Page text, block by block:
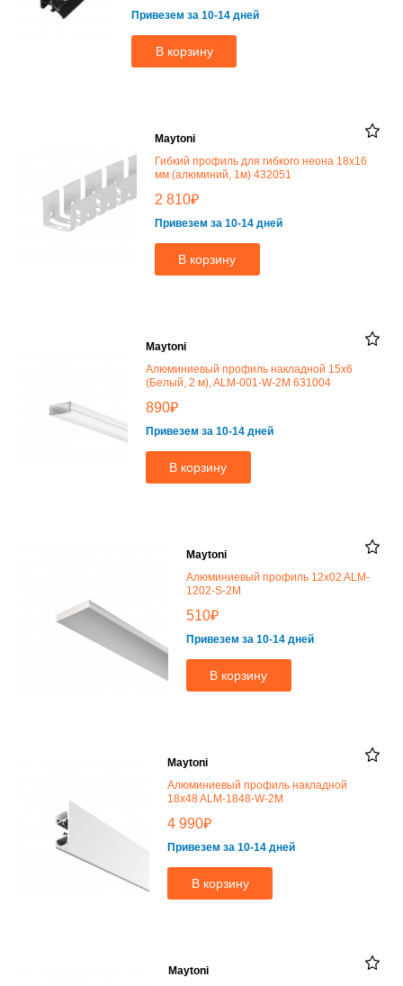
Привезем за 10-14 дней
В корзину
Maytoni
Гибкий профиль для гибкого неона 18x16
мм (алюминий, 1м) 432051
2 810₽
Привезем за 10-14 дней
В корзину
Maytoni
Алюминиевый профиль накладной 15x6
(Белый, 2 м), ALM-001-W-2M 631004
890₽
Привезем за 10-14 дней
В корзину
Maytoni
Алюминиевый профиль 12x02 ALM-
1202-S-2M
510₽
Привезем за 10-14 дней
В корзину
Maytoni
Алюминиевый профиль накладной
18x48 ALM-1848-W-2M
4 990₽
Привезем за 10-14 дней
В корзину
Maytoni